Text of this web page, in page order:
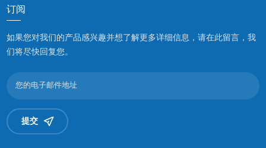
订阅
如果您对我们的产品感兴趣并想了解更多详细信息，请在此留言，我
们将尽快回复您。
提交